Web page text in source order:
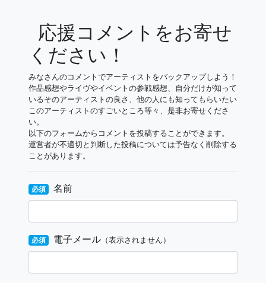
応援コメントをお寄せ
ください！
みなさんのコメントでアーティストをバックアップしよう！
作品感想やライヴやイベントの参戦感想、自分だけが知って
いるそのアーティストの良さ、他の人にも知ってもらいたい
このアーティストのすごいところ等々、是非お寄せくださ
い。
以下のフォームからコメントを投稿することができます。
運営者が不適切と判断した投稿については予告なく削除する
ことがあります。
必須 名前
必須 電子メール（表示されません）